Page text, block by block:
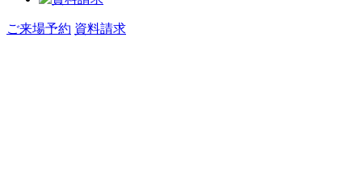
ご来場予約 資料請求